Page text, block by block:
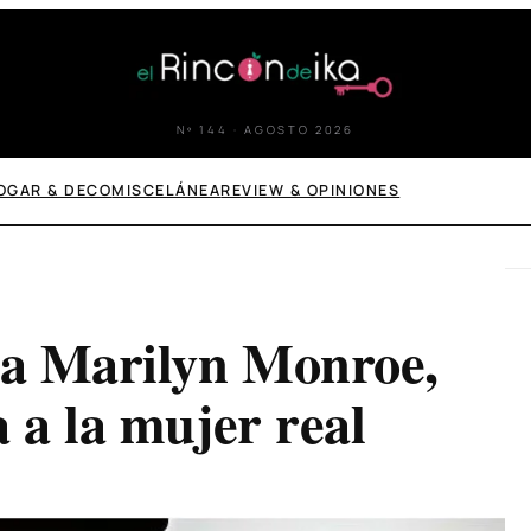
Nº 144 · AGOSTO 2026
& DECOMISCELÁNEAREVIEW & OPINIONES
Marilyn Monroe,
a la mujer real